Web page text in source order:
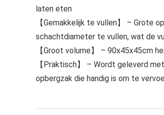
laten eten
【Gemakkelijk te vullen】 – Grote
schachtdiameter te vullen, wat de
【Groot volume】 – 90x45x45cm
【Praktisch】 – Wordt geleverd
opbergzak die handig is om te